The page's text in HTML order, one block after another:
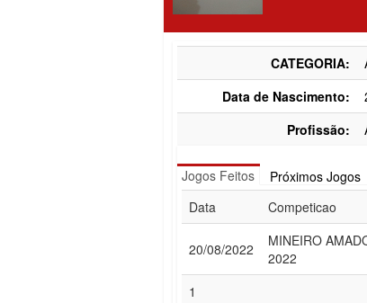
CATEGORIA:
Data de Nascimento:
Profissão:
Jogos Feitos
Próximos Jogos
Data
Competicao
20/08/2022
MINEIRO
2022
1